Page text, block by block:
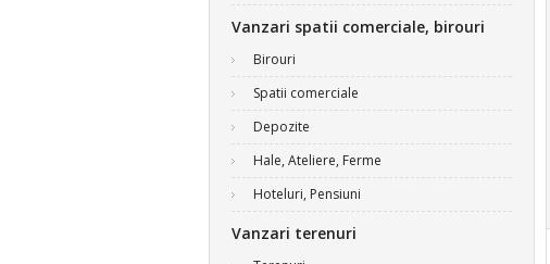
Vanzari spatii comerciale, birouri
Birouri
Spatii comerciale
Depozite
Hale, Ateliere, Ferme
Hoteluri, Pensiuni
Vanzari terenuri